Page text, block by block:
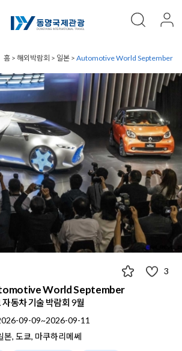
홈 > 해외박람회 > 일본 > Automotive World September
3
World September
자동차 기술 박람회 9월
09-09~2026-09-11
본, 도쿄, 마쿠하리메쎄